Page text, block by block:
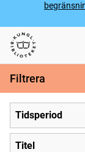
Svenska tidningar
Filtrera
Tidsperiod
Titel